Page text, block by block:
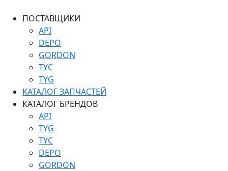
ПОСТАВЩИКИ
API
DEPO
GORDON
TYC
TYG
КАТАЛОГ ЗАПЧАСТЕЙ
КАТАЛОГ БРЕНДОВ
API
TYG
TYC
DEPO
GORDON